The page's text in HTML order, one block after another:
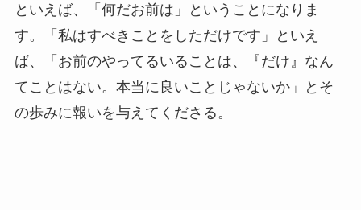
といえば、「何だお前は」ということになりま
す。「私はすべきことをしただけです」といえ
ば、「お前のやってるいることは、『だけ』なん
てことはない。本当に良いことじゃないか」とそ
の歩みに報いを与えてくださる。